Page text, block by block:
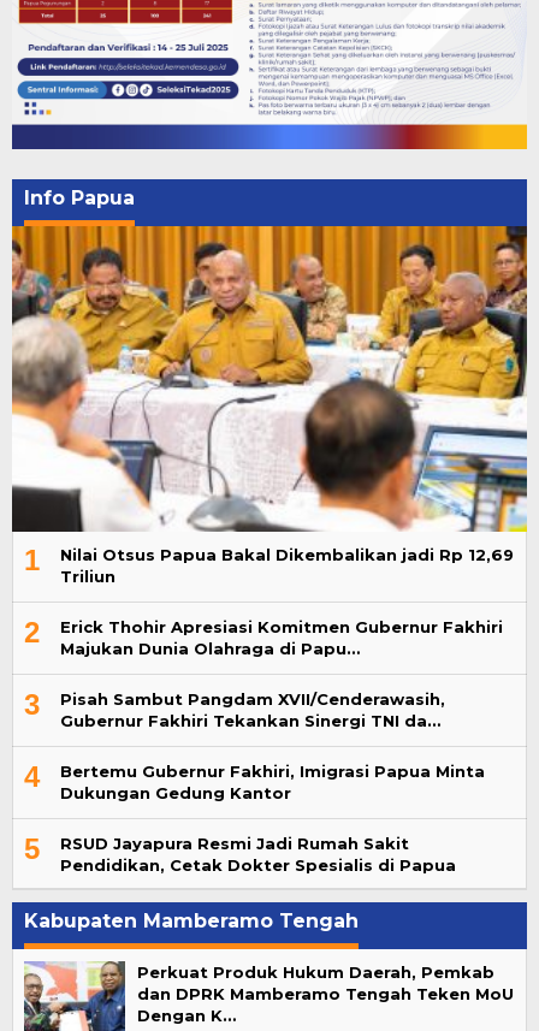
Info Papua
1
Nilai Otsus Papua Bakal Dikembalikan jadi Rp 12,69
Triliun
2
Erick Thohir Apresiasi Komitmen Gubernur Fakhiri
Majukan Dunia Olahraga di Papu…
3
Pisah Sambut Pangdam XVII/Cenderawasih,
Gubernur Fakhiri Tekankan Sinergi TNI da…
4
Bertemu Gubernur Fakhiri, Imigrasi Papua Minta
Dukungan Gedung Kantor
5
RSUD Jayapura Resmi Jadi Rumah Sakit
Pendidikan, Cetak Dokter Spesialis di Papua
Kabupaten Mamberamo Tengah
Perkuat Produk Hukum Daerah, Pemkab
dan DPRK Mamberamo Tengah Teken MoU
Dengan K…